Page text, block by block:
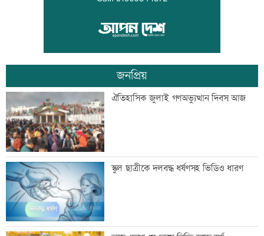
মেসিকে বোমা মেরে উড়িয়ে দেয়ার হুমকি
ব্যাংক এশিয়াতে নিয়োগ বিজ্ঞপ্তি
‘শেখ হাসিনার রাজনৈতিক তৎপরতার দায়
ভারত এড়াতে পারে না’
‘আরেকটি বিশ্বকাপ খেলার সামর্থ্য নেই’
জনপ্রিয়
ঐতিহাসিক জুলাই গণঅভ্যুত্থান দিবস আজ
স্কুল ছাত্রীকে দলবদ্ধ ধর্ষণসহ ভিডিও ধারণ